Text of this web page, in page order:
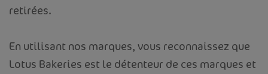
retirées.
En utilisant nos marques, vous reconnaissez que
Lotus Bakeries est le détenteur de ces marques et